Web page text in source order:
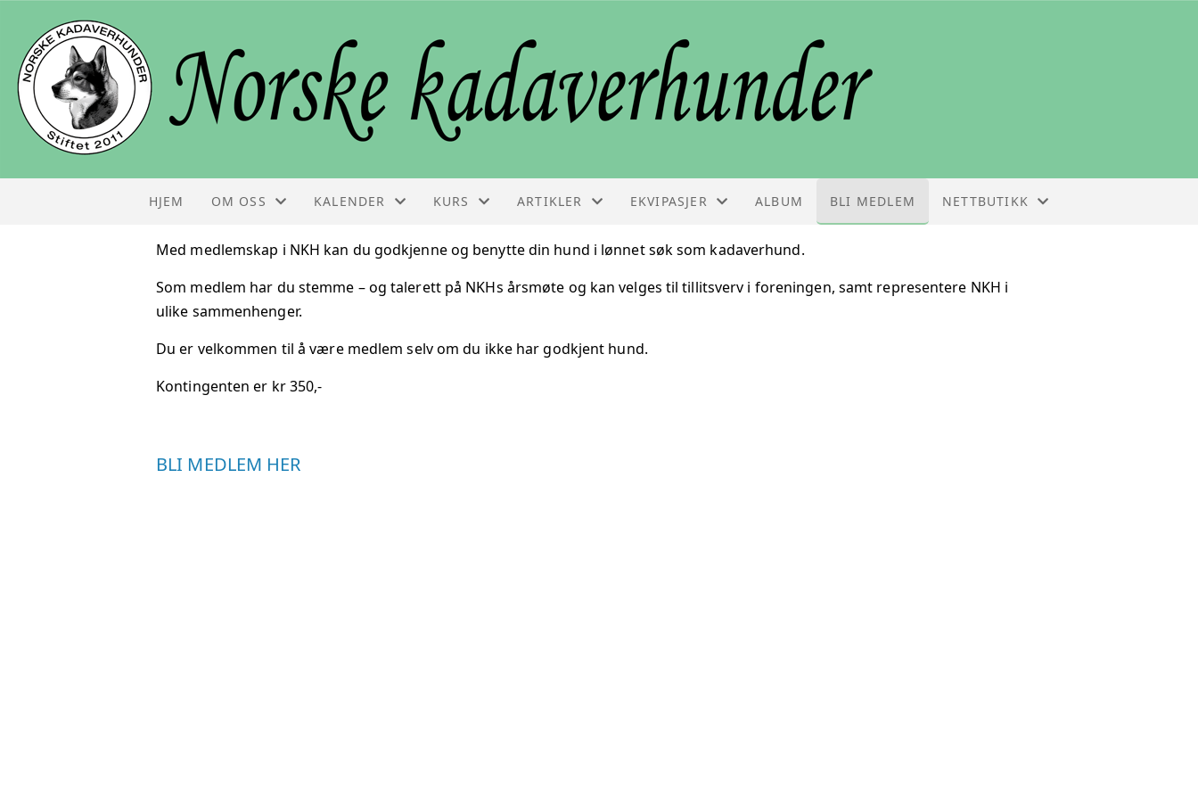
HJEM OM OSS
STYRET
KONTAKT
FOLDER
VEDTEKTER
KALENDER
KALENDER
LISTE
KURS
KURS
VEDLIKEHOLDSSAMLING
ARTIKLER
ARTIKLER
FAGINFO
EKVIPASJER
EKVIPASJELISTE
ALBUM BLI MEDLEM NETTBUTIKK
Med medlemskap i NKH kan du godkjenne og benytte din hund i lønnet søk som kadaverhund.
Som medlem har du stemme – og talerett på NKHs årsmøte og kan velges til tillitsverv i foreningen, samt representere NKH i
ulike sammenhenger.
Du er velkommen til å være medlem selv om du ikke har godkjent hund.
Kontingenten er kr 350,-
BLI MEDLEM HER